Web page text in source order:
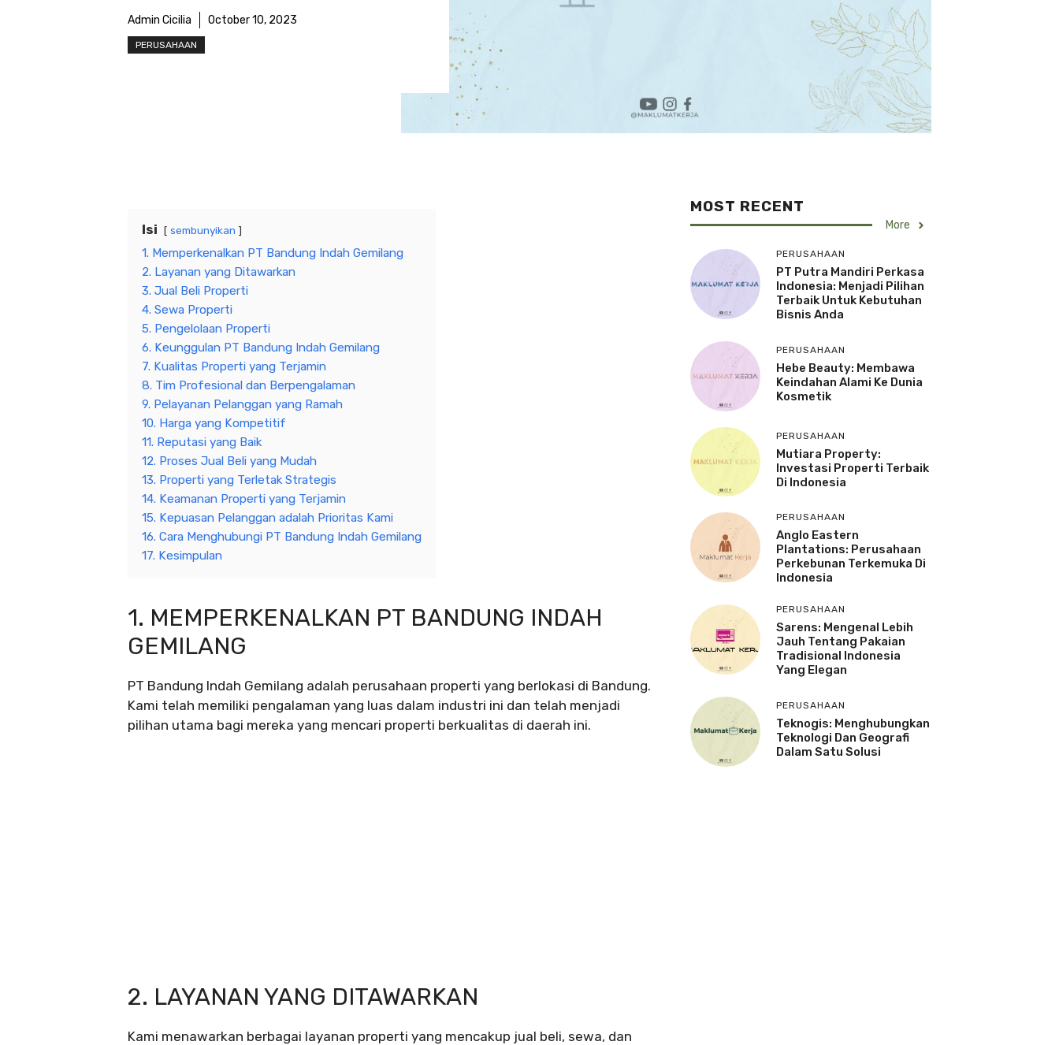
Admin Cicilia October 10, 2023
PERUSAHAAN
Isi sembunyikan
1. Memperkenalkan PT Bandung Indah Gemilang
2. Layanan yang Ditawarkan
3. Jual Beli Properti
4. Sewa Properti
5. Pengelolaan Properti
6. Keunggulan PT Bandung Indah Gemilang
7. Kualitas Properti yang Terjamin
8. Tim Profesional dan Berpengalaman
9. Pelayanan Pelanggan yang Ramah
10. Harga yang Kompetitif
11. Reputasi yang Baik
12. Proses Jual Beli yang Mudah
13. Properti yang Terletak Strategis
14. Keamanan Properti yang Terjamin
15. Kepuasan Pelanggan adalah Prioritas Kami
16. Cara Menghubungi PT Bandung Indah Gemilang
17. Kesimpulan
1. MEMPERKENALKAN PT BANDUNG INDAH
GEMILANG
PT Bandung Indah Gemilang adalah perusahaan properti yang berlokasi di Bandung.
Kami telah memiliki pengalaman yang luas dalam industri ini dan telah menjadi
pilihan utama bagi mereka yang mencari properti berkualitas di daerah ini.
2. LAYANAN YANG DITAWARKAN
Kami menawarkan berbagai layanan properti yang mencakup jual beli, sewa, dan
MOST RECENT
More
PERUSAHAAN
PT Putra Mandiri Perkasa
Indonesia: Menjadi Pilihan
Terbaik Untuk Kebutuhan
Bisnis Anda
PERUSAHAAN
Hebe Beauty: Membawa
Keindahan Alami Ke Dunia
Kosmetik
PERUSAHAAN
Mutiara Property:
Investasi Properti Terbaik
Di Indonesia
PERUSAHAAN
Anglo Eastern
Plantations: Perusahaan
Perkebunan Terkemuka Di
Indonesia
PERUSAHAAN
Sarens: Mengenal Lebih
Jauh Tentang Pakaian
Tradisional Indonesia
Yang Elegan
PERUSAHAAN
Teknogis: Menghubungkan
Teknologi Dan Geografi
Dalam Satu Solusi